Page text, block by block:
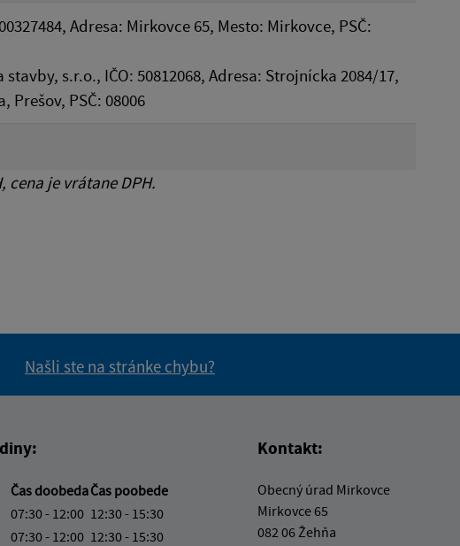
Adresa: Mirkovce 65, Mesto: Mirkovce, PSČ:
stavby, s.r.o., IČO: 50812068, Adresa: Strojnícka 2084/17,
Prešov, PSČ: 08006
cena je vrátane DPH.
Našli ste na stránke chybu?
Čas doobedaČas poobede
07:30 - 12:00 12:30 - 15:30
07:30 - 12:00 12:30 - 15:30
Kontakt:
Obecný úrad Mirkovce
Mirkovce 65
082 06 Žehňa